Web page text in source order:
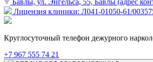
Бавлы, ул. Энгельса, 55, Бавлы (адрес
Лицензия клиники: Л041-01050-61/
Круглосуточный телефон дежурного
+7 967 555 74 21